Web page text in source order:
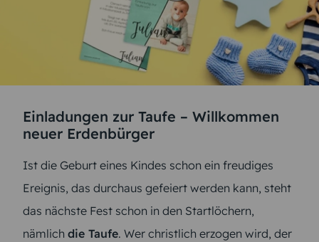
Einladungen zur Taufe – Willkommen
neuer Erdenbürger
Ist die Geburt eines Kindes schon ein freudiges
Ereignis, das durchaus gefeiert werden kann, steht
das nächste Fest schon in den Startlöchern,
nämlich die Taufe. Wer christlich erzogen wird, der